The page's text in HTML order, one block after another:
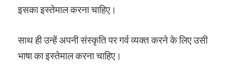
इसका इस्तेमाल करना चाहिए।
साथ ही उन्हें अपनी संस्कृति पर गर्व व्यक्त करने के लिए उसी
भाषा का इस्तेमाल करना चाहिए।